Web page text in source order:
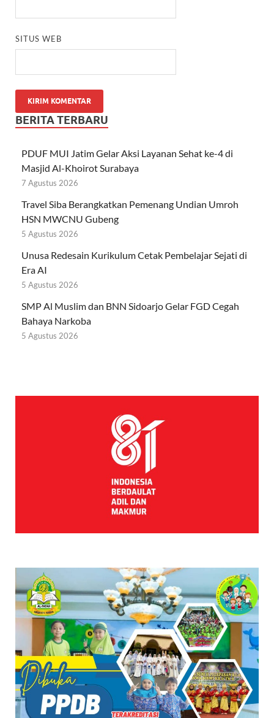
SITUS WEB
BERITA TERBARU
PDUF MUI Jatim Gelar Aksi Layanan Sehat ke-4 di
Masjid Al-Khoirot Surabaya
7 Agustus 2026
Travel Siba Berangkatkan Pemenang Undian Umroh
HSN MWCNU Gubeng
5 Agustus 2026
Unusa Redesain Kurikulum Cetak Pembelajar Sejati di
Era AI
5 Agustus 2026
SMP Al Muslim dan BNN Sidoarjo Gelar FGD Cegah
Bahaya Narkoba
5 Agustus 2026